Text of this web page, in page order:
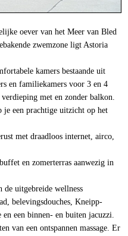
oever van het Meer van Bled
zwemzone ligt Astoria
kamers bestaande uit
en familiekamers voor 3 en 4
met en zonder balkon.
je een prachtige uitzicht op het
met draadloos internet, airco,
en zomerterras aanwezig in
uitgebreide wellness
belevingsdouches, Kneipp-
een binnen- en buiten jacuzzi.
van een ontspannen massage. Er